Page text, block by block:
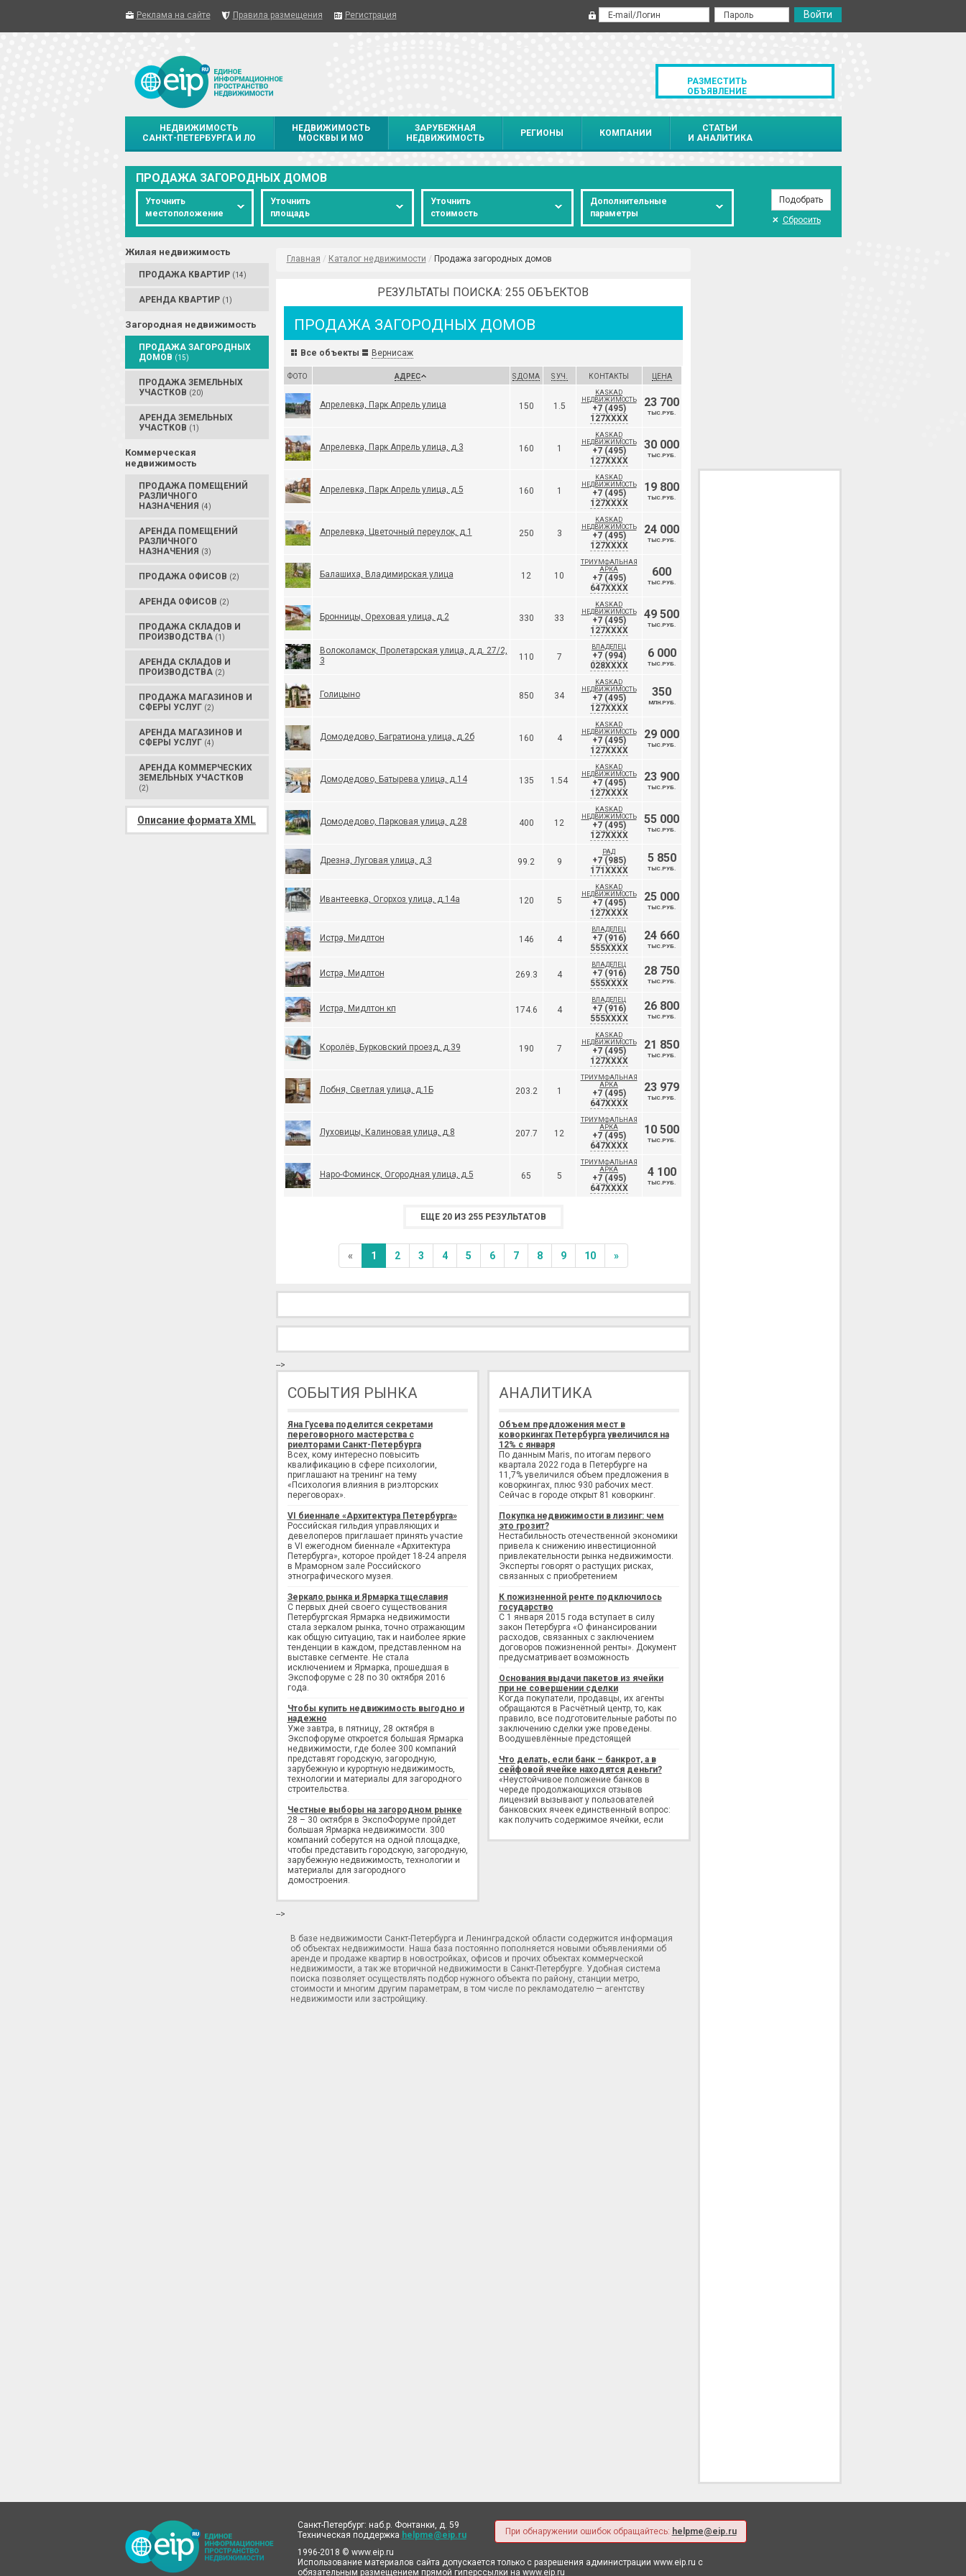
Реклама на сайте Правила размещения Регистрация
РАЗМЕСТИТЬ
ОБЪЯВЛЕНИЕ
НЕДВИЖИМОСТЬ
САНКТ-ПЕТЕРБУРГА И ЛО
НЕДВИЖИМОСТЬ
МОСКВЫ И МО
ЗАРУБЕЖНАЯ
НЕДВИЖИМОСТЬ
РЕГИОНЫ КОМПАНИИ
СТАТЬИ
И АНАЛИТИКА
ПРОДАЖА ЗАГОРОДНЫХ ДОМОВ
Уточнить
местоположение
Уточнить
площадь
Уточнить
стоимость
Дополнительные
параметры
Сбросить
Жилая недвижимость
ПРОДАЖА КВАРТИР (14)
АРЕНДА КВАРТИР (1)
Загородная недвижимость
ПРОДАЖА ЗАГОРОДНЫХ
ДОМОВ (15)
ПРОДАЖА ЗЕМЕЛЬНЫХ
УЧАСТКОВ (20)
АРЕНДА ЗЕМЕЛЬНЫХ
УЧАСТКОВ (1)
Коммерческая
недвижимость
ПРОДАЖА ПОМЕЩЕНИЙ
РАЗЛИЧНОГО
НАЗНАЧЕНИЯ (4)
АРЕНДА ПОМЕЩЕНИЙ
РАЗЛИЧНОГО
НАЗНАЧЕНИЯ (3)
ПРОДАЖА ОФИСОВ (2)
АРЕНДА ОФИСОВ (2)
ПРОДАЖА СКЛАДОВ И
ПРОИЗВОДСТВА (1)
АРЕНДА СКЛАДОВ И
ПРОИЗВОДСТВА (2)
ПРОДАЖА МАГАЗИНОВ И
СФЕРЫ УСЛУГ (2)
АРЕНДА МАГАЗИНОВ И
СФЕРЫ УСЛУГ (4)
АРЕНДА КОММЕРЧЕСКИХ
ЗЕМЕЛЬНЫХ УЧАСТКОВ
(2)
Описание формата XML
Главная / Каталог недвижимости / Продажа загородных домов
РЕЗУЛЬТАТЫ ПОИСКА: 255 ОБЪЕКТОВ
ПРОДАЖА ЗАГОРОДНЫХ ДОМОВ
Все объекты Вернисаж
ФОТО АДРЕС S ДОМА S УЧ. КОНТАКТЫ ЦЕНА
Апрелевка, Парк Апрель улица 150 1.5
KASKAD
НЕДВИЖИМОСТЬ
+7 (495)
127XXXX
23 700
ТЫС.РУБ.
Апрелевка, Парк Апрель улица, д.3 160 1
KASKAD
НЕДВИЖИМОСТЬ
+7 (495)
127XXXX
30 000
ТЫС.РУБ.
Апрелевка, Парк Апрель улица, д.5 160 1
KASKAD
НЕДВИЖИМОСТЬ
+7 (495)
127XXXX
19 800
ТЫС.РУБ.
Апрелевка, Цветочный переулок, д.1 250 3
KASKAD
НЕДВИЖИМОСТЬ
+7 (495)
127XXXX
24 000
ТЫС.РУБ.
Балашиха, Владимирская улица 12 10
ТРИУМФАЛЬНАЯ
АРКА
+7 (495)
647XXXX
600
ТЫС.РУБ.
Бронницы, Ореховая улица, д.2 330 33
KASKAD
НЕДВИЖИМОСТЬ
+7 (495)
127XXXX
49 500
ТЫС.РУБ.
Волоколамск, Пролетарская улица, д.д. 27/2,
3
110 7
ВЛАДЕЛЕЦ
+7 (994)
028XXXX
6 000
ТЫС.РУБ.
Голицыно 850 34
KASKAD
НЕДВИЖИМОСТЬ
+7 (495)
127XXXX
350
МЛН.РУБ.
Домодедово, Багратиона улица, д.2б 160 4
KASKAD
НЕДВИЖИМОСТЬ
+7 (495)
127XXXX
29 000
ТЫС.РУБ.
Домодедово, Батырева улица, д.14 135 1.54
KASKAD
НЕДВИЖИМОСТЬ
+7 (495)
127XXXX
23 900
ТЫС.РУБ.
Домодедово, Парковая улица, д.28 400 12
KASKAD
НЕДВИЖИМОСТЬ
+7 (495)
127XXXX
55 000
ТЫС.РУБ.
Дрезна, Луговая улица, д.3 99.2 9
РАД
+7 (985)
171XXXX
5 850
ТЫС.РУБ.
Ивантеевка, Огорхоз улица, д.14а 120 5
KASKAD
НЕДВИЖИМОСТЬ
+7 (495)
127XXXX
25 000
ТЫС.РУБ.
Истра, Мидлтон 146 4
ВЛАДЕЛЕЦ
+7 (916)
555XXXX
24 660
ТЫС.РУБ.
Истра, Мидлтон 269.3 4
ВЛАДЕЛЕЦ
+7 (916)
555XXXX
28 750
ТЫС.РУБ.
Истра, Мидлтон кп 174.6 4
ВЛАДЕЛЕЦ
+7 (916)
555XXXX
26 800
ТЫС.РУБ.
Королёв, Бурковский проезд, д.39 190 7
KASKAD
НЕДВИЖИМОСТЬ
+7 (495)
127XXXX
21 850
ТЫС.РУБ.
Лобня, Светлая улица, д.1Б 203.2 1
ТРИУМФАЛЬНАЯ
АРКА
+7 (495)
647XXXX
23 979
ТЫС.РУБ.
Луховицы, Калиновая улица, д.8 207.7 12
ТРИУМФАЛЬНАЯ
АРКА
+7 (495)
647XXXX
10 500
ТЫС.РУБ.
Наро-Фоминск, Огородная улица, д.5 65 5
ТРИУМФАЛЬНАЯ
АРКА
+7 (495)
647XXXX
4 100
ТЫС.РУБ.
ЕЩЕ 20 ИЗ 255 РЕЗУЛЬТАТОВ
« 1 2 3 4 5 6 7 8 9 10 »
-->
СОБЫТИЯ РЫНКА
Яна Гусева поделится секретами
переговорного мастерства с
риелторами Санкт-Петербурга
Всех, кому интересно повысить
квалификацию в сфере психологии,
приглашают на тренинг на тему
«Психология влияния в риэлторских
переговорах».
VI биеннале «Архитектура Петербурга»
Российская гильдия управляющих и
девелоперов приглашает принять участие
в VI ежегодном биеннале «Архитектура
Петербурга», которое пройдет 18-24 апреля
в Мраморном зале Российского
этнографического музея.
Зеркало рынка и Ярмарка тщеславия
С первых дней своего существования
Петербургская Ярмарка недвижимости
стала зеркалом рынка, точно отражающим
как общую ситуацию, так и наиболее яркие
тенденции в каждом, представленном на
выставке сегменте. Не стала
исключением и Ярмарка, прошедшая в
Экспофоруме с 28 по 30 октября 2016
года.
Чтобы купить недвижимость выгодно и
надежно
Уже завтра, в пятницу, 28 октября в
Экспофоруме откроется большая Ярмарка
недвижимости, где более 300 компаний
представят городскую, загородную,
зарубежную и курортную недвижимость,
технологии и материалы для загородного
строительства.
Честные выборы на загородном рынке
28 – 30 октября в ЭкспоФоруме пройдет
большая Ярмарка недвижимости. 300
компаний соберутся на одной площадке,
чтобы представить городскую, загородную,
зарубежную недвижимость, технологии и
материалы для загородного
домостроения.
АНАЛИТИКА
Объем предложения мест в
коворкингах Петербурга увеличился на
12% с января
По данным Maris, по итогам первого
квартала 2022 года в Петербурге на
11,7% увеличился объем предложения в
коворкингах, плюс 930 рабочих мест.
Сейчас в городе открыт 81 коворкинг.
Покупка недвижимости в лизинг: чем
это грозит?
Нестабильность отечественной экономики
привела к снижению инвестиционной
привлекательности рынка недвижимости.
Эксперты говорят о растущих рисках,
связанных с приобретением
К пожизненной ренте подключилось
государство
С 1 января 2015 года вступает в силу
закон Петербурга «О финансировании
расходов, связанных с заключением
договоров пожизненной ренты». Документ
предусматривает возможность
Основания выдачи пакетов из ячейки
при не совершении сделки
Когда покупатели, продавцы, их агенты
обращаются в Расчётный центр, то, как
правило, все подготовительные работы по
заключению сделки уже проведены.
Воодушевлённые предстоящей
Что делать, если банк – банкрот, а в
сейфовой ячейке находятся деньги?
«Неустойчивое положение банков в
череде продолжающихся отзывов
лицензий вызывают у пользователей
банковских ячеек единственный вопрос:
как получить содержимое ячейки, если
-->
В базе недвижимости Санкт-Петербурга и Ленинградской области содержится информация
об объектах недвижимости. Наша база постоянно пополняется новыми объявлениями об
аренде и продаже квартир в новостройках, офисов и прочих объектах коммерческой
недвижимости, а так же вторичной недвижимости в Санкт-Петербурге. Удобная система
поиска позволяет осуществлять подбор нужного объекта по району, станции метро,
стоимости и многим другим параметрам, в том числе по рекламодателю — агентству
недвижимости или застройщику.
При обнаружении ошибок обращайтесь: helpme@eip.ru
Санкт-Петербург: наб.р. Фонтанки, д. 59
Техническая поддержка helpme@eip.ru
1996-2018 © www.eip.ru
Использование материалов сайта допускается только с разрешения администрации www.eip.ru с
обязательным размещением прямой гиперссылки на www.eip.ru